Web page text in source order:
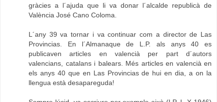
gràcies a l´ajuda que li va donar l´alcalde republicà de
València José Cano Coloma.
L´any 39 va tornar i va continuar com a director de Las
Provincias. En l´Almanaque de L.P. als anys 40 es
publicaven articles en valencià per part d´autors
valencians, catalans i balears. Més articles en valencià en
els anys 40 que en Las Provincias de hui en dia, a on la
llengua està desapareguda!